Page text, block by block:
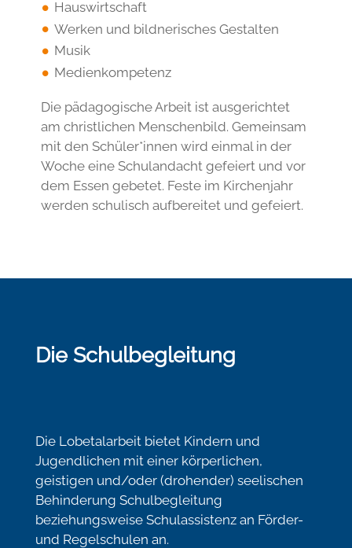
Hauswirtschaft
Werken und bildnerisches Gestalten
Musik
Medienkompetenz
Die pädagogische Arbeit ist ausgerichtet
am christlichen Menschenbild. Gemeinsam
mit den Schüler*innen wird einmal in der
Woche eine Schulandacht gefeiert und vor
dem Essen gebetet. Feste im Kirchenjahr
werden schulisch aufbereitet und gefeiert.
Die Schulbegleitung
Die Lobetalarbeit bietet Kindern und
Jugendlichen mit einer körperlichen,
geistigen und/oder (drohender) seelischen
Behinderung Schulbegleitung
beziehungsweise Schulassistenz an Förder-
und Regelschulen an.